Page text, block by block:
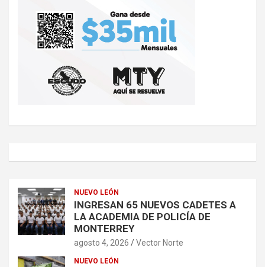
NUEVO LEÓN
INGRESAN 65 NUEVOS CADETES A
LA ACADEMIA DE POLICÍA DE
MONTERREY
agosto 4, 2026 Vector Norte
NUEVO LEÓN